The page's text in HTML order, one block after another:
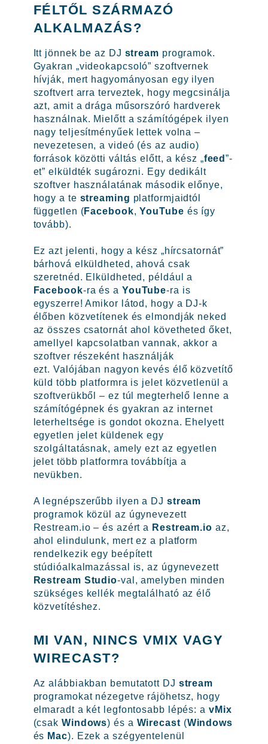
FÉLTŐL SZÁRMAZÓ
ALKALMAZÁS?
Itt jönnek be az DJ stream programok.
Gyakran „videokapcsoló” szoftvernek
hívják, mert hagyományosan egy ilyen
szoftvert arra terveztek, hogy megcsinálja
azt, amit a drága műsorszóró hardverek
használnak. Mielőtt a számítógépek ilyen
nagy teljesítményűek lettek volna –
nevezetesen, a videó (és az audio)
források közötti váltás előtt, a kész „feed”-
et” elküldték sugározni. Egy dedikált
szoftver használatának második előnye,
hogy a te streaming platformjaidtól
független (Facebook,YouTube és így
tovább).
Ez azt jelenti, hogy a kész „hírcsatornát”
bárhová elküldheted, ahová csak
szeretnéd. Elküldheted, például a
Facebook-ra és a YouTube-ra is
egyszerre! Amikor látod, hogy a DJ-k
élőben közvetítenek és elmondják neked
az összes csatornát ahol követheted őket,
amellyel kapcsolatban vannak, akkor a
szoftver részeként használják
ezt. Valójában nagyon kevés élő közvetítő
küld több platformra is jelet közvetlenül a
szoftverükből – ez túl megterhelő lenne a
számítógépnek és gyakran az internet
leterheltsége is gondot okozna. Ehelyett
egyetlen jelet küldenek egy
szolgáltatásnak, amely ezt az egyetlen
jelet több platformra továbbítja a
nevükben.
A legnépszerűbb ilyen a DJ stream
programok közül az úgynevezett
Restream.io – és azért a Restream.io az,
ahol elindulunk, mert ez a platform
rendelkezik egy beépített
stúdióalkalmazással is, az úgynevezett
Restream Studio-val, amelyben minden
szükséges kellék megtalálható az élő
közvetítéshez.
MI VAN, NINCS VMIX VAGY
WIRECAST?
Az alábbiakban bemutatott DJ stream
programokat nézegetve rájöhetsz, hogy
elmaradt a két legfontosabb lépés: a vMix
(csak Windows) és a Wirecast (Windows
és Mac). Ezek a szégyentelenül